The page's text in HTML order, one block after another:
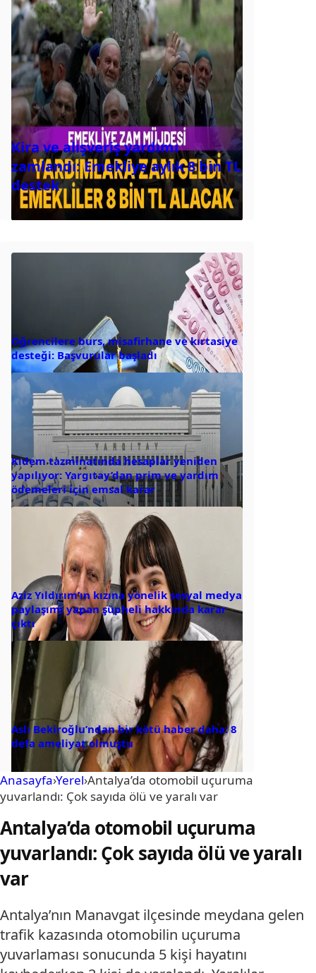
Kira ve alışveriş yardımı
zamlandı: Emekliye aylık 8 bin TL
destek
Öğrencilere burs, misafirhane ve kırtasiye
desteği: Başvurular başladı
Kıdem tazminatında hesaplar yeniden
yapılıyor: Yargıtay’dan prim ve yardım
ödemeleri için emsal karar
Aziz Yıldırım’ın kızına yönelik sosyal medya
paylaşımı yapan şüpheli hakkında karar
çıktı
Aslı Bekiroğlu’ndan bir kötü haber daha: 8
defa ameliyat olmuştu
Anasayfa›Yerel›Antalya’da otomobil uçuruma
yuvarlandı: Çok sayıda ölü ve yaralı var
Antalya’da otomobil uçuruma
yuvarlandı: Çok sayıda ölü ve yaralı
var
Antalya’nın Manavgat ilçesinde meydana gelen
trafik kazasında otomobilin uçuruma
yuvarlaması sonucunda 5 kişi hayatını